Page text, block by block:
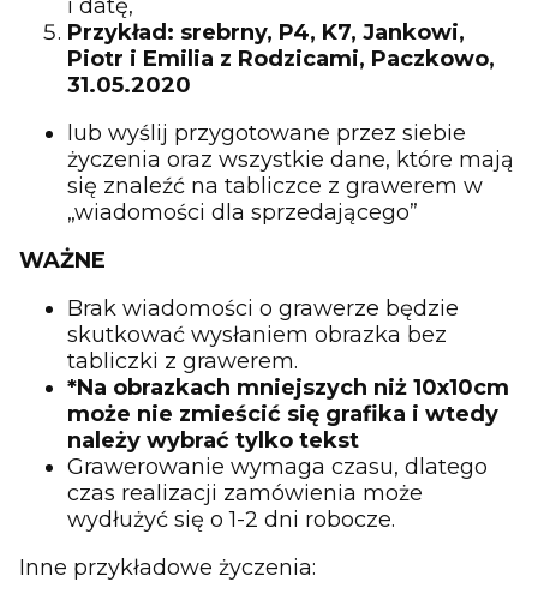
i datę,
Przykład: srebrny, P4, K7, Jankowi,
Piotr i Emilia z Rodzicami, Paczkowo,
31.05.2020
lub wyślij przygotowane przez siebie
życzenia oraz wszystkie dane, które mają
się znaleźć na tabliczce z grawerem w
„wiadomości dla sprzedającego”
WAŻNE
Brak wiadomości o grawerze będzie
skutkować wysłaniem obrazka bez
tabliczki z grawerem.
*Na obrazkach mniejszych niż 10x10cm
może nie zmieścić się grafika i wtedy
należy wybrać tylko tekst
Grawerowanie wymaga czasu, dlatego
czas realizacji zamówienia może
wydłużyć się o 1-2 dni robocze.
Inne przykładowe życzenia: